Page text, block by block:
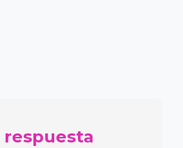
respuesta